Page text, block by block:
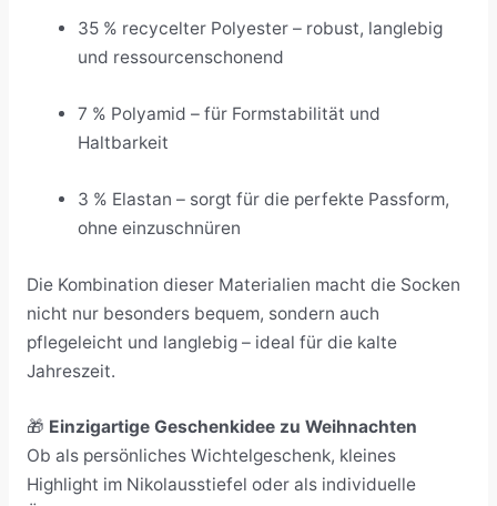
35 % recycelter Polyester – robust, langlebig
und ressourcenschonend
7 % Polyamid – für Formstabilität und
Haltbarkeit
3 % Elastan – sorgt für die perfekte Passform,
ohne einzuschnüren
Die Kombination dieser Materialien macht die Socken
nicht nur besonders bequem, sondern auch
pflegeleicht und langlebig – ideal für die kalte
Jahreszeit.
🎁 Einzigartige Geschenkidee zu Weihnachten
Ob als persönliches Wichtelgeschenk, kleines
Highlight im Nikolausstiefel oder als individuelle